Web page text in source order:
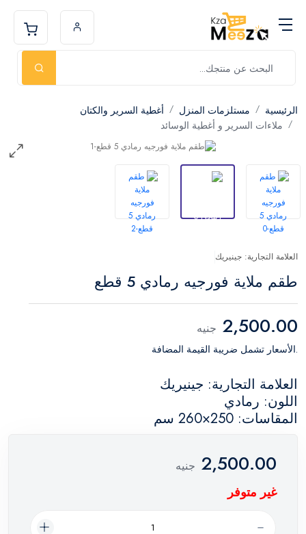
الرئيسية مستلزمات المنزل
أغطية السرير والكتان
ملاءات السرير و أغطية الوسائد
العلامة التجارية: جينيريك
طقم ملاية فورجيه رمادي 5 قطع
2,500.00 جنيه
.الأسعار تشمل ضريبة القيمة المضافة
العلامة التجارية: جينيريك
اللون: رمادي
المقاسات: 250×260 سم
2,500.00 جنيه
غير متوفر